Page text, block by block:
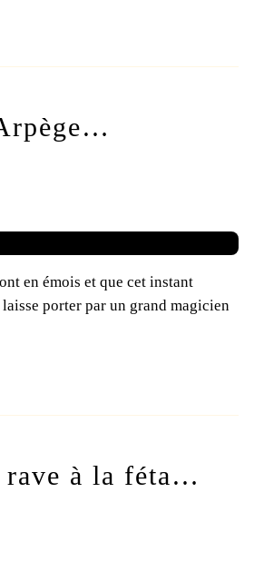
en émois et que cet instant
porter par un grand magicien
rave à la féta…